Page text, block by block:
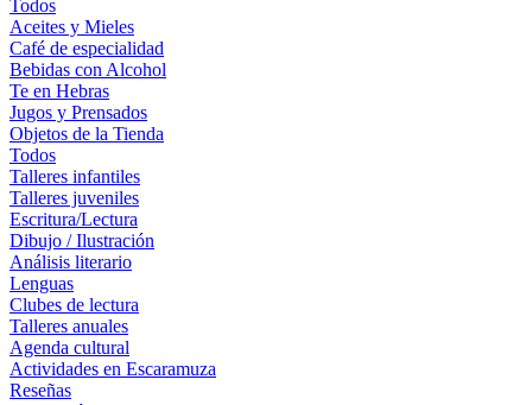
Todos
Aceites y Mieles
Café de especialidad
Bebidas con Alcohol
Te en Hebras
Jugos y Prensados
Objetos de la Tienda
Todos
Talleres infantiles
Talleres juveniles
Escritura/Lectura
Dibujo / Ilustración
Análisis literario
Lenguas
Clubes de lectura
Talleres anuales
Agenda cultural
Actividades en Escaramuza
Reseñas